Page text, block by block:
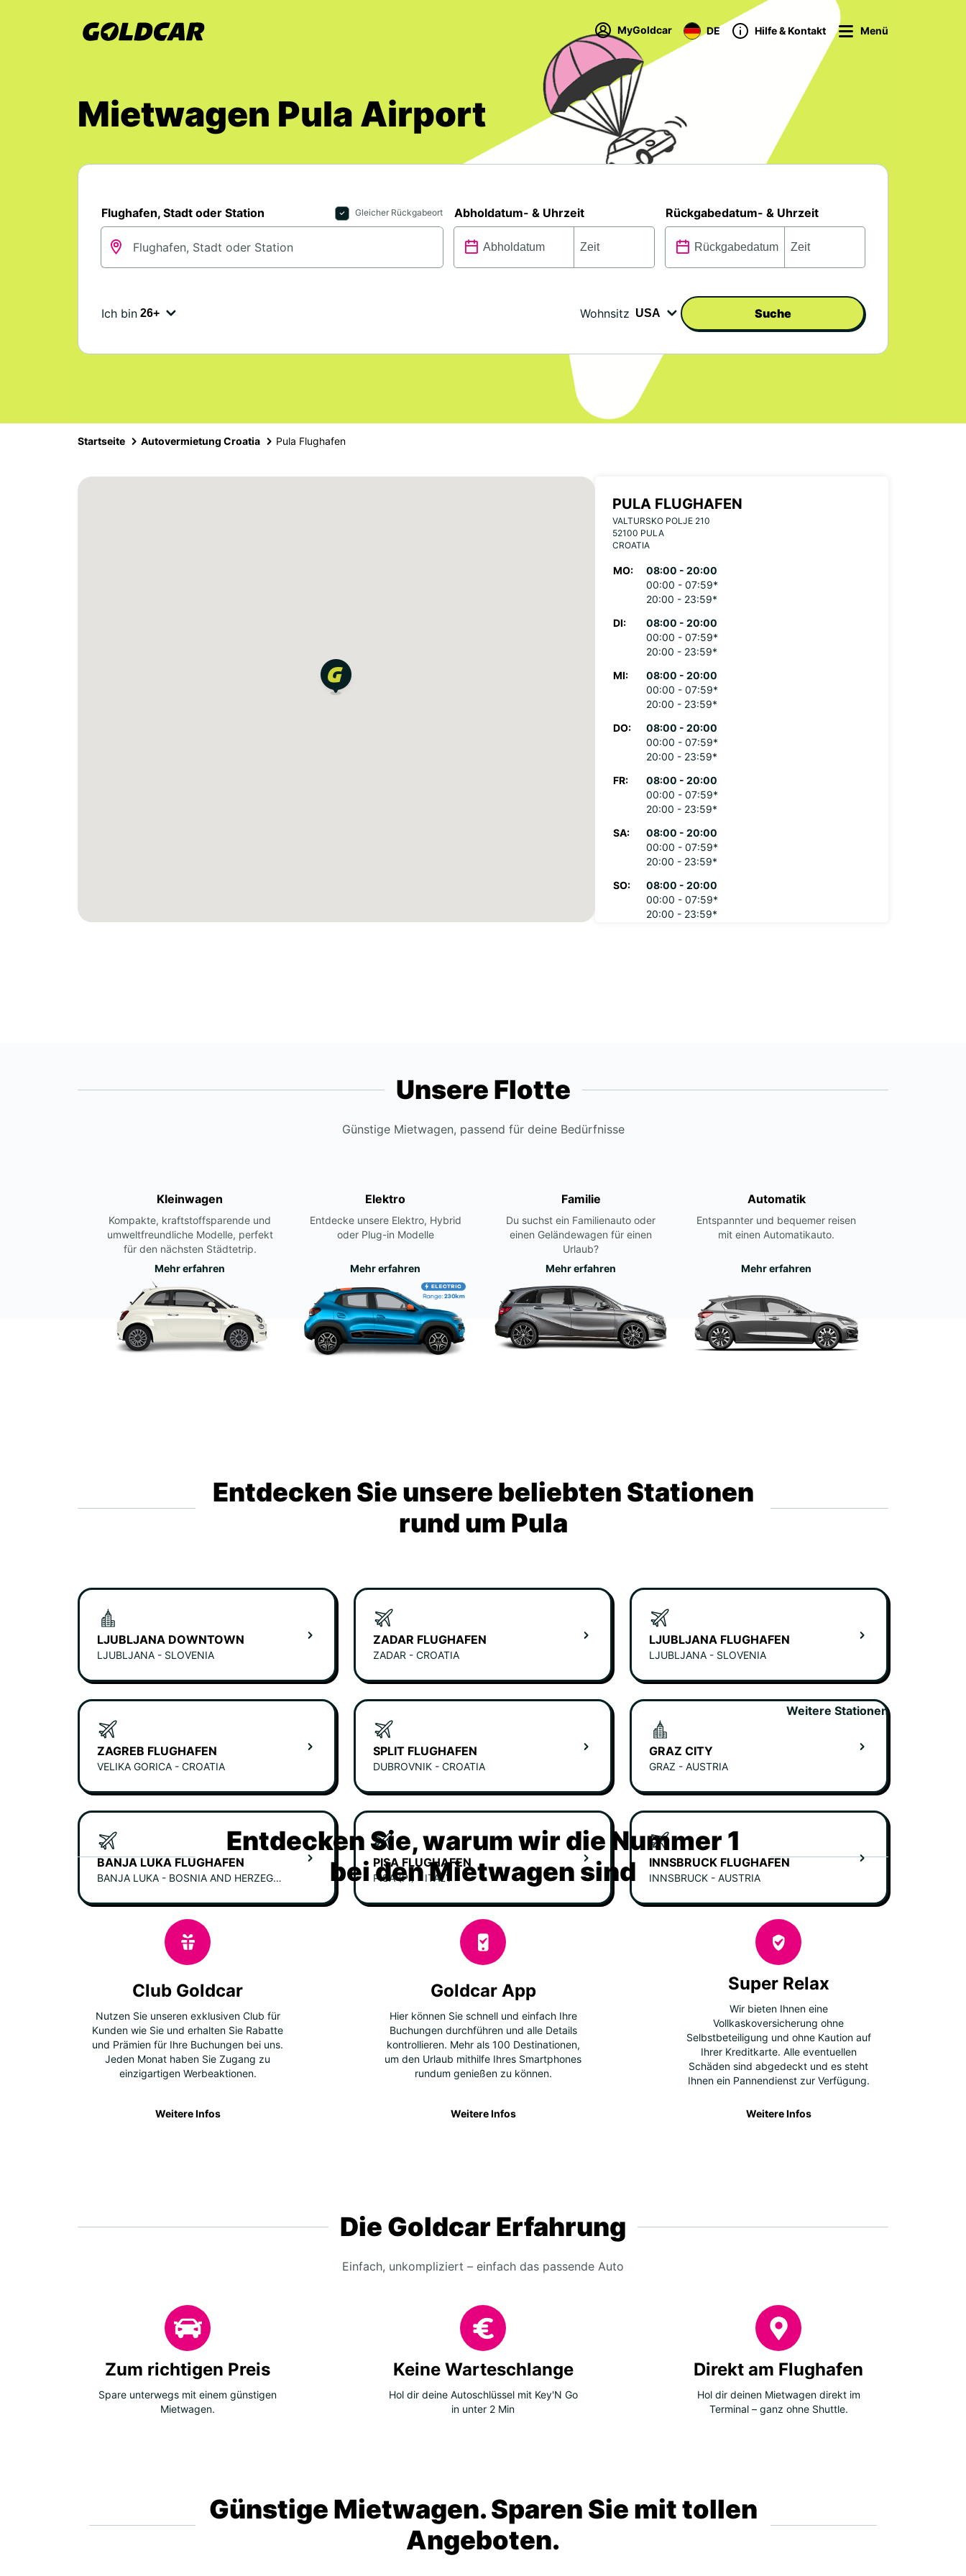
MyGoldcar DE Hilfe & Kontakt Menü
Mietwagen Pula Airport
Flughafen, Stadt oder Station Gleicher Rückgabeort Abholdatum- & Uhrzeit Rückgabedatum- & Uhrzeit
Ich bin Wohnsitz Suche
Startseite Autovermietung Croatia Pula Flughafen
PULA FLUGHAFEN
VALTURSKO POLJE 210
52100 PULA
CROATIA
MO:
08:00 - 20:00
00:00 - 07:59*
20:00 - 23:59*
DI:
08:00 - 20:00
00:00 - 07:59*
20:00 - 23:59*
MI:
08:00 - 20:00
00:00 - 07:59*
20:00 - 23:59*
DO:
08:00 - 20:00
00:00 - 07:59*
20:00 - 23:59*
FR:
08:00 - 20:00
00:00 - 07:59*
20:00 - 23:59*
SA:
08:00 - 20:00
00:00 - 07:59*
20:00 - 23:59*
SO:
08:00 - 20:00
00:00 - 07:59*
20:00 - 23:59*
Unsere Flotte
Günstige Mietwagen, passend für deine Bedürfnisse
Kleinwagen
Kompakte, kraftstoffsparende und
umweltfreundliche Modelle, perfekt
für den nächsten Städtetrip.
Mehr erfahren
Elektro
Entdecke unsere Elektro, Hybrid
oder Plug-in Modelle
Mehr erfahren
Familie
Du suchst ein Familienauto oder
einen Geländewagen für einen
Urlaub?
Mehr erfahren
Automatik
Entspannter und bequemer reisen
mit einen Automatikauto.
Mehr erfahren
Entdecken Sie unsere beliebten Stationen
rund um Pula
LJUBLJANA DOWNTOWN
LJUBLJANA - SLOVENIA
ZADAR FLUGHAFEN
ZADAR - CROATIA
LJUBLJANA FLUGHAFEN
LJUBLJANA - SLOVENIA
ZAGREB FLUGHAFEN
VELIKA GORICA - CROATIA
SPLIT FLUGHAFEN
DUBROVNIK - CROATIA
GRAZ CITY
GRAZ - AUSTRIA
BANJA LUKA FLUGHAFEN
BANJA LUKA - BOSNIA AND HERZEGOVINA
PISA FLUGHAFEN
PISA (PI) - ITALY
INNSBRUCK FLUGHAFEN
INNSBRUCK - AUSTRIA
Weitere Stationen
Entdecken Sie, warum wir die Nummer 1
bei den Mietwagen sind
Club Goldcar
Nutzen Sie unseren exklusiven Club für
Kunden wie Sie und erhalten Sie Rabatte
und Prämien für Ihre Buchungen bei uns.
Jeden Monat haben Sie Zugang zu
einzigartigen Werbeaktionen.
Weitere Infos
Goldcar App
Hier können Sie schnell und einfach Ihre
Buchungen durchführen und alle Details
kontrollieren. Mehr als 100 Destinationen,
um den Urlaub mithilfe Ihres Smartphones
rundum genießen zu können.
Weitere Infos
Super Relax
Wir bieten Ihnen eine
Vollkaskoversicherung ohne
Selbstbeteiligung und ohne Kaution auf
Ihrer Kreditkarte. Alle eventuellen
Schäden sind abgedeckt und es steht
Ihnen ein Pannendienst zur Verfügung.
Weitere Infos
Die Goldcar Erfahrung
Einfach, unkompliziert – einfach das passende Auto
Zum richtigen Preis
Spare unterwegs mit einem günstigen
Mietwagen.
Keine Warteschlange
Hol dir deine Autoschlüssel mit Key'N Go
in unter 2 Min
Direkt am Flughafen
Hol dir deinen Mietwagen direkt im
Terminal – ganz ohne Shuttle.
Günstige Mietwagen. Sparen Sie mit tollen
Angeboten.